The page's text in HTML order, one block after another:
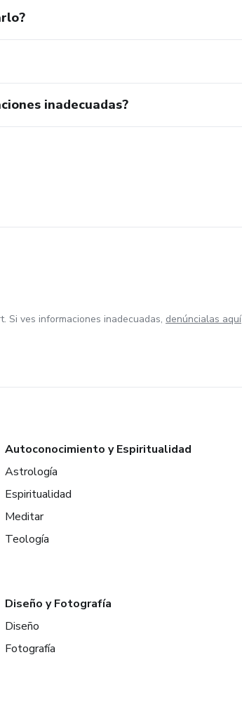
inadecuadas?
Si ves informaciones inadecuadas, denúncialas aquí
Autoconocimiento y Espiritualidad
Astrología
Espiritualidad
Meditar
Teología
Diseño y Fotografía
Diseño
Fotografía